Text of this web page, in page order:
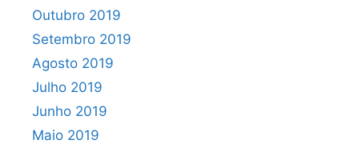
Outubro 2019
Setembro 2019
Agosto 2019
Julho 2019
Junho 2019
Maio 2019